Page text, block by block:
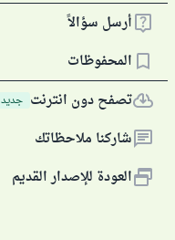
أرسل سؤالاً
المحفوظات
تصفح دون انترنت جديد
شاركنا ملاحظاتك
العودة للإصدار القديم